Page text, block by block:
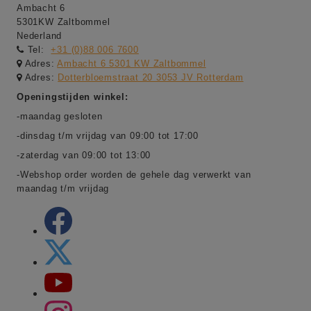
Ambacht 6
5301KW Zaltbommel
Nederland
Tel:
+31 (0)88 006 7600
Adres:Ambacht 6 5301 KW Zaltbommel
Adres: Dotterbloemstraat 20 3053 JV Rotterdam
Openingstijden winkel:
-maandag gesloten
-dinsdag t/m vrijdag van 09:00 tot 17:00
-zaterdag van 09:00 tot 13:00
-Webshop order worden de gehele dag verwerkt van
maandag t/m vrijdag